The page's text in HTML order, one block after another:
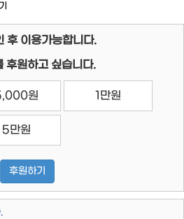
후 이용가능합니다.
후원하고 싶습니다.
원 1만원
5만원
후원하기